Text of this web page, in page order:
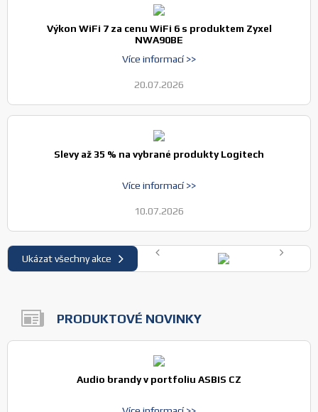
Výkon WiFi 7 za cenu WiFi 6 s produktem Zyxel
NWA90BE
Více informací >>
20.07.2026
Slevy až 35 % na vybrané produkty Logitech
Více informací >>
10.07.2026
Ukázat všechny akce
PRODUKTOVÉ NOVINKY
Audio brandy v portfoliu ASBIS CZ